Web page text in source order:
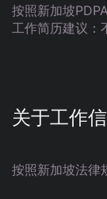
按照新加坡
工作简历建议：
关于工作
按照新加坡法律